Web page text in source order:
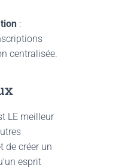
:
centralisée.
LE meilleur
de créer un
esprit